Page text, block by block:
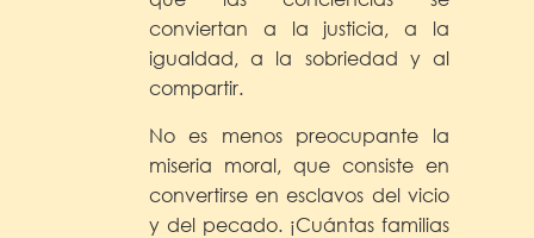
conviertan a la justicia, a la
igualdad, a la sobriedad y al
compartir.
No es menos preocupante la
miseria moral, que consiste en
convertirse en esclavos del vicio
y del pecado. ¡Cuántas familias